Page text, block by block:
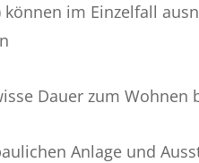
können im Einzelfall
Dauer zum
Anlage und